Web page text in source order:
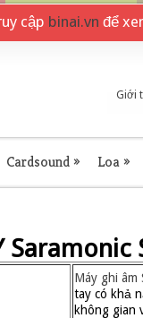
cập binai.vn để
Giới
Cardsound» Loa»
Saramonic
Máy ghi âm
tay có khả
không gian